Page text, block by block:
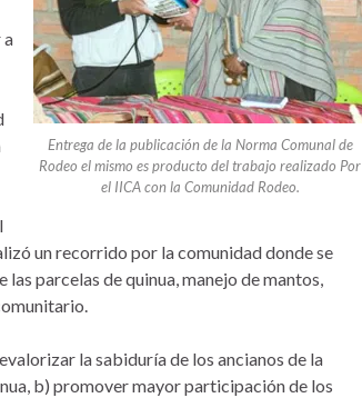
Entrega de la publicación de la Norma Comunal de
Rodeo el mismo es producto del trabajo realizado Por
el IICA con la Comunidad Rodeo.
a
un recorrido por la comunidad donde se
parcelas de quinua, manejo de mantos,
la sabiduría de los ancianos de la
b) promover mayor participación de los